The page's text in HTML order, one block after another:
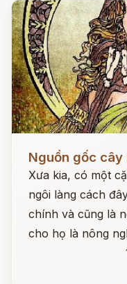
Đọc ngay
Nguồn gốc
Xưa kia, có một
ngôi làng cách
chính và cũng là
cho họ là nông